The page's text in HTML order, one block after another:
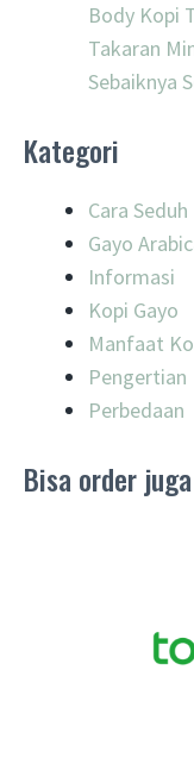
Body Kopi
Takaran
Sebaiknya
Kategori
Cara
Gayo
Informasi
Kopi Gayo
Manfaat
Pengertian
Perbedaan
Bisa order